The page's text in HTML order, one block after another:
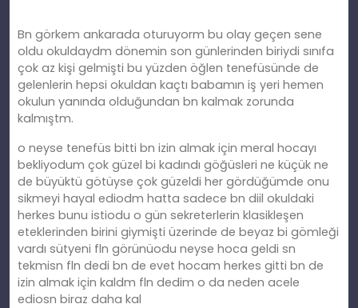
Bn görkem ankarada oturuyorm bu olay geçen sene
oldu okuldaydm dönemin son günlerinden biriydi sınıfa
çok az kişi gelmişti bu yüzden öğlen tenefüsünde de
gelenlerin hepsi okuldan kaçtı babamın iş yeri hemen
okulun yanında olduğundan bn kalmak zorunda
kalmıştm.
o neyse tenefüs bitti bn izin almak için meral hocayı
bekliyodum çok güzel bi kadındı göğüsleri ne küçük ne
de büyüktü götüyse çok güzeldi her gördüğümde onu
sikmeyi hayal ediodm hatta sadece bn diil okuldaki
herkes bunu istiodu o gün sekreterlerin klasikleşen
eteklerinden birini giymişti üzerinde de beyaz bi gömleği
vardı sütyeni fln görünüodu neyse hoca geldi sn
tekmisn fln dedi bn de evet hocam herkes gitti bn de
izin almak için kaldm fln dedim o da neden acele
ediosn biraz daha kal